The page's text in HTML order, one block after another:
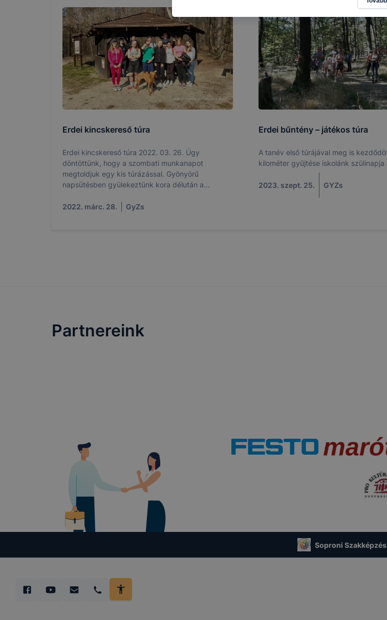
Erdei kincskereső túra
Erdei kincskereső túra 2022. 03. 26. Úgy
döntöttünk, hogy a szombati munkanapot
megtoldjuk egy kis túrázással. Gyönyörű
napsütésben gyülekeztünk kora délután a
2022. márc. 28.
GyZs
Erdei bűntény – játékos túra
A tanév első túrájával meg is
kilométer gyűjtése iskolánk szülinapja
2023. szept. 25. GYZs
Partnereink
Soproni
élményt, ha ismét meglátogatja oldalunkat, honlap
ellenőrizheti és hogyan tudja kikapcsolni a cookie-
engedélyezi a cookie-k beállításának
elfogadja a cookiekat,de ezek általában
a cookie-k célja honlapunk használhatóságának és
vagy lehetséges tétele, a cookie-k alkalmazásának
előfordulhat, hogy felhasználóink ​​nem lehetséges
funkcióinak teljes körű kiterjedése, vagy a honlap
működni böngészőjében .